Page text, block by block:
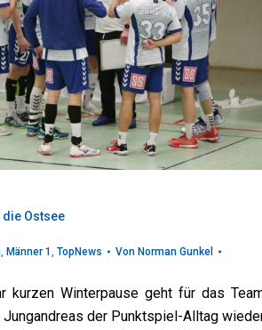
die Ostsee
, Männer 1 , TopNews Von Norman Gunkel
kurzen Winterpause geht für das
Jungandreas der Punktspiel-Alltag